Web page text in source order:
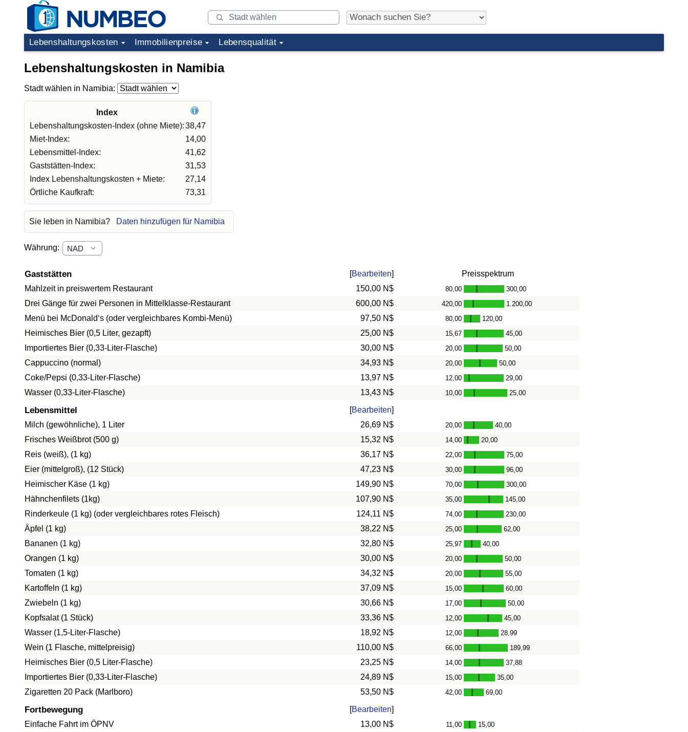
Lebenshaltungskosten Immobilienpreise Lebensqualität
Lebenshaltungskosten in Namibia
Stadt wählen in Namibia:
Index
Lebenshaltungskosten-Index (ohne Miete):38,47
Miet-Index:
14,00
Lebensmittel-Index:
41,62
Gaststätten-Index:
31,53
Index Lebenshaltungskosten + Miete:
27,14
Örtliche Kaufkraft:
73,31
Sie leben in Namibia? Daten hinzufügen für Namibia
Währung:
Gaststätten [Bearbeiten]
Preisspektrum
Mahlzeit in preiswertem Restaurant
150,00 N$ 80,00 - 300,00
Drei Gänge für zwei Personen in Mittelklasse-Restaurant 600,00 N$ 420,00 - 1.200,00
Menü bei McDonald‘s (oder vergleichbares Kombi-Menü) 97,50 N$ 80,00 - 120,00
Heimisches Bier (0,5 Liter, gezapft) 25,00 N$ 15,67 - 45,00
Importiertes Bier (0,33-Liter-Flasche) 30,00 N$ 20,00 - 50,00
Cappuccino (normal) 34,93 N$ 20,00 - 50,00
Coke/Pepsi (0,33-Liter-Flasche) 13,97 N$ 12,00 - 29,00
Wasser (0,33-Liter-Flasche) 13,43 N$ 10,00 - 25,00
Lebensmittel [Bearbeiten]
Milch (gewöhnliche), 1 Liter
26,69 N$ 20,00 - 40,00
Frisches Weißbrot (500 g) 15,32 N$ 14,00 - 20,00
Reis (weiß), (1 kg) 36,17 N$ 22,00 - 75,00
Eier (mittelgroß), (12 Stück) 47,23 N$ 30,00 - 96,00
Heimischer Käse (1 kg) 149,90 N$ 70,00 - 300,00
Hähnchenfilets (1kg) 107,90 N$ 35,00 - 145,00
Rinderkeule (1 kg) (oder vergleichbares rotes Fleisch) 124,11 N$ 74,00 - 230,00
Äpfel (1 kg) 38,22 N$ 25,00 - 62,00
Bananen (1 kg) 32,80 N$ 25,97 - 40,00
Orangen (1 kg) 30,00 N$ 20,00 - 50,00
Tomaten (1 kg) 34,32 N$ 20,00 - 55,00
Kartoffeln (1 kg) 37,09 N$ 15,00 - 60,00
Zwiebeln (1 kg) 30,66 N$ 17,00 - 50,00
Kopfsalat (1 Stück) 33,36 N$ 12,00 - 45,00
Wasser (1,5-Liter-Flasche) 18,92 N$ 12,00 - 28,99
Wein (1 Flasche, mittelpreisig) 110,00 N$ 66,00 - 189,99
Heimisches Bier (0,5 Liter-Flasche) 23,25 N$ 14,00 - 37,88
Importiertes Bier (0,33-Liter-Flasche) 24,89 N$ 15,00 - 35,00
Zigaretten 20 Pack (Marlboro) 53,50 N$ 42,00 - 69,00
Fortbewegung [Bearbeiten]
Einfache Fahrt im ÖPNV
13,00 N$ 11,00 - 15,00